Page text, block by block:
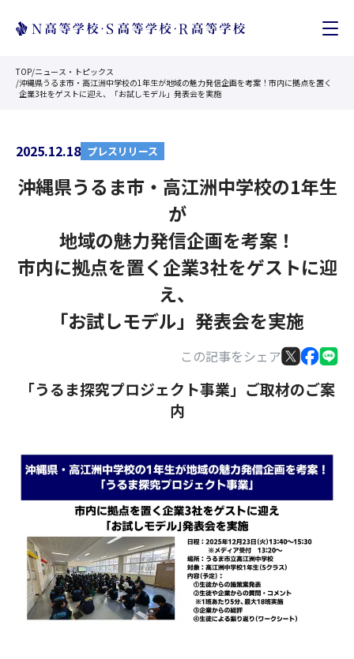
TOP/ニュース・トピックス
/沖縄県うるま市・高江洲中学校の1年生が地域の魅力発信企画を考案！市内に拠点を置く
企業3社をゲストに迎え、「お試しモデル」発表会を実施
2025.12.18 プレスリリース
この記事をシェア
沖縄県うるま市・高江洲中学校の1年生
が
地域の魅力発信企画を考案！
市内に拠点を置く企業3社をゲストに迎
え、
「お試しモデル」発表会を実施
「うるま探究プロジェクト事業」ご取材のご案
内